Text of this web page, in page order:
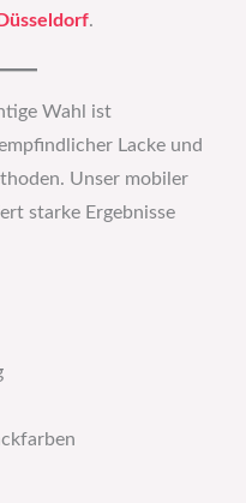
.
Wahl ist
Lacke und
Unser mobiler
starke Ergebnisse